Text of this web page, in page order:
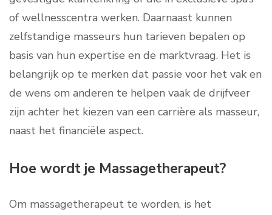
of wellnesscentra werken. Daarnaast kunnen
zelfstandige masseurs hun tarieven bepalen op
basis van hun expertise en de marktvraag. Het is
belangrijk op te merken dat passie voor het vak en
de wens om anderen te helpen vaak de drijfveer
zijn achter het kiezen van een carrière als masseur,
naast het financiële aspect.
Hoe wordt je Massagetherapeut?
Om massagetherapeut te worden, is het